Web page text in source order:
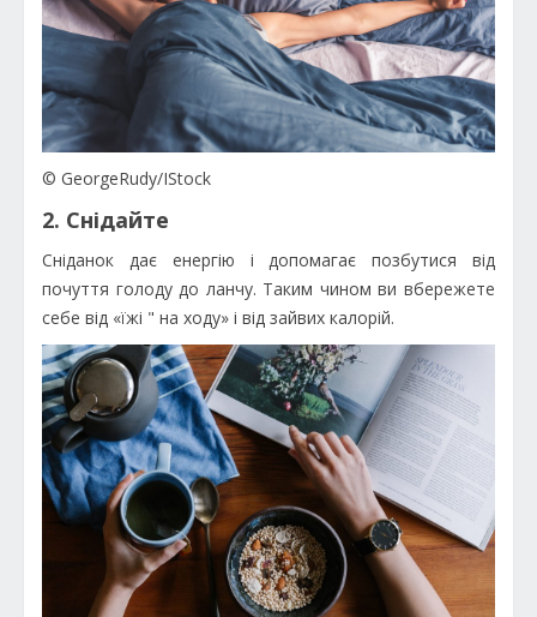
© GeorgeRudy/IStock
2. Снідайте
Сніданок дає енергію і допомагає позбутися від
почуття голоду до ланчу. Таким чином ви вбережете
себе від «їжі " на ходу» і від зайвих калорій.